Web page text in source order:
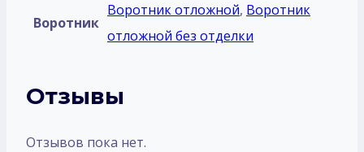
Воротник
Воротник отложной, Воротник
отложной без отделки
Отзывы
Отзывов пока нет.